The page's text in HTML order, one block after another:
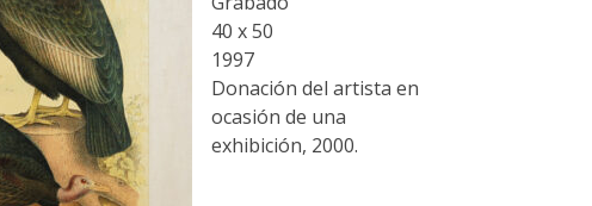
40 x 50
1997
Donación del artista en
ocasión de una
exhibición, 2000.